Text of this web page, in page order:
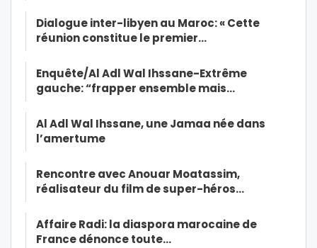
Dialogue inter-libyen au Maroc: « Cette
réunion constitue le premier…
Enquête/Al Adl Wal Ihssane-Extrême
gauche: “frapper ensemble mais…
Al Adl Wal Ihssane, une Jamaa née dans
l’amertume
Rencontre avec Anouar Moatassim,
réalisateur du film de super-héros…
Affaire Radi: la diaspora marocaine de
France dénonce toute…